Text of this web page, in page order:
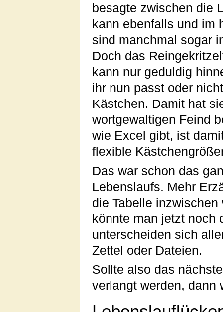
besagte zwischen die
kann ebenfalls und im
sind manchmal sogar
Doch das
kann nur geduldig
ihr nun passt oder
Kästchen. Damit hat
wortgewaltigen Feind
wie Excel gibt, ist
flexible
Das war schon das
Lebenslaufs. Mehr
die Tabelle
könnte man jetzt noch
unterscheiden sich
Zettel oder Dateien.
Sollte also das
verlangt werden, dann